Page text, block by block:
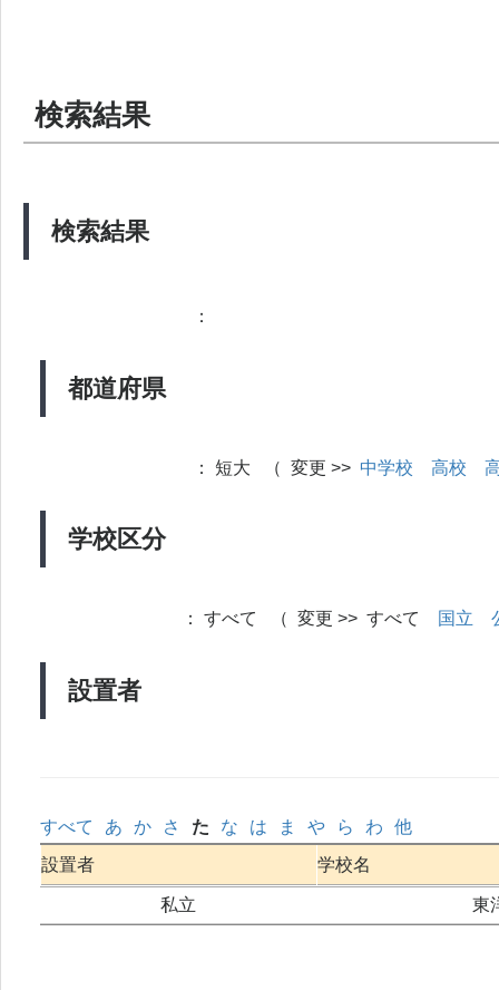
検索結果
検索結果
都道府県
：
学校区分
： 短大 （ 変更 >> 中学校 高校
設置者
： すべて （ 変更 >> すべて 国立
すべて あ か さ た な は ま や ら わ
他
設置者
学校名
私立 東